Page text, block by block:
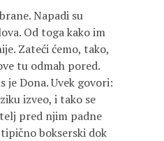
Napadi su
Od toga kako im
Zateći ćemo, tako,
tu odmah pored.
je Dona. Uvek govori:
izveo, i tako se
pred njim padne
bokserski dok